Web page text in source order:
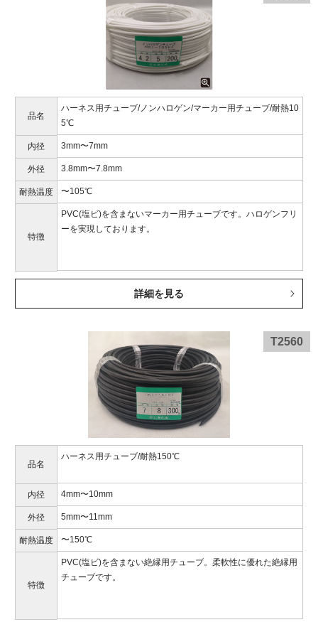
品名
ハーネス用チューブ/ノンハロゲン/マーカー用チューブ/耐熱10
5℃
内径 3mm〜7mm
外径 3.8mm〜7.8mm
耐熱温度 〜105℃
特徴
PVC(塩ビ)を含まないマーカー用チューブです。ハロゲンフリ
ーを実現しております。
詳細を見る
T2560
品名
ハーネス用チューブ/耐熱150℃
内径 4mm〜10mm
外径 5mm〜11mm
耐熱温度 〜150℃
特徴
PVC(塩ビ)を含まない絶縁用チューブ。柔軟性に優れた絶縁用
チューブです。